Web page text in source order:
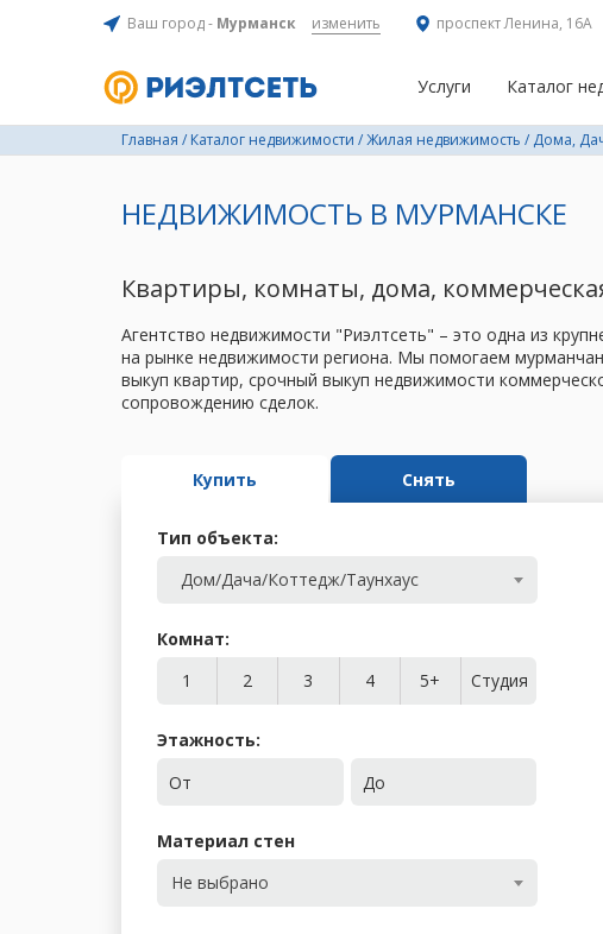
Ваш город - Мурманск изменить проспект Ленина, 16А
Услуги Каталог
Главная / Каталог недвижимости /Жилая недвижимость / Дома,
НЕДВИЖИМОСТЬ В МУРМАНСКЕ
Квартиры, комнаты, дома,
Агентство недвижимости "Риэлтсеть" – это одна из
на рынке недвижимости региона. Мы помогаем
выкуп квартир, срочный выкуп недвижимости
сопровождению сделок.
Купить Снять
Тип объекта:
Дом/Дача/Коттедж/Таунхаус
Комнат:
1
2 3 4 5+ Студия
Этажность:
От
До
Материал стен
Не выбрано